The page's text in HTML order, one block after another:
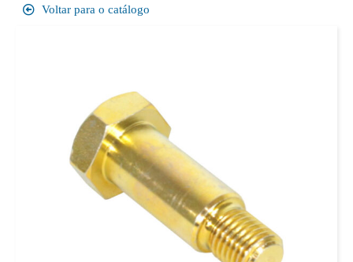
Voltar para o catálogo